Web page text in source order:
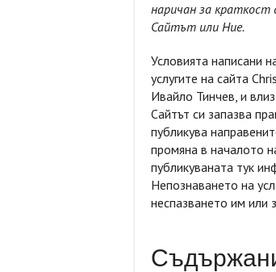
наричан за
Сайтът или Ние.
Условията написани
услугите на сайта
Ивайло Тинчев, и
Сайтът си запазва
публикува
промяна в началото
публикуваната тук
Непознаването на
неспазването им или